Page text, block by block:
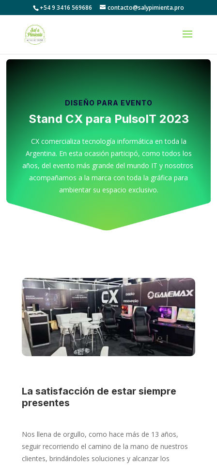
+54 9 3416 569686 contacto@salypimienta.pro
DISEÑO PARA EVENTO
Stand CX para PulsoIT 2023
CX comercializa tecnología informática en toda la
Argentina. En esta ocasión participó, como todos los
años, del evento más grande del mundo IT y nosotros
acompañamos a la marca con toda la gráfica para
ambientar su espacio exclusivo.
La satisfacción de estar siempre
presentes
Nos llena de orgullo, como hace más de 13 años,
seguir recorriendo el camino de la mano de nuestros
clientes, brindándoles soluciones y alcanzar los